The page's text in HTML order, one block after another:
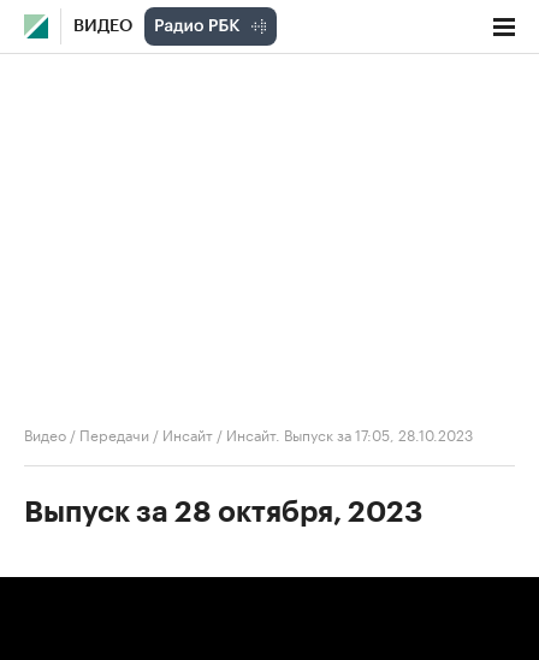
ВИДЕО
Видео / Передачи / Инсайт / Инсайт. Выпуск за 17:05, 28.10.2023
Выпуск за 28 октября, 2023